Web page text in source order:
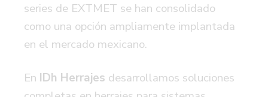
series de EXTMET se han consolidado
como una opción ampliamente implantada
en el mercado mexicano.
En IDh Herrajes desarrollamos soluciones